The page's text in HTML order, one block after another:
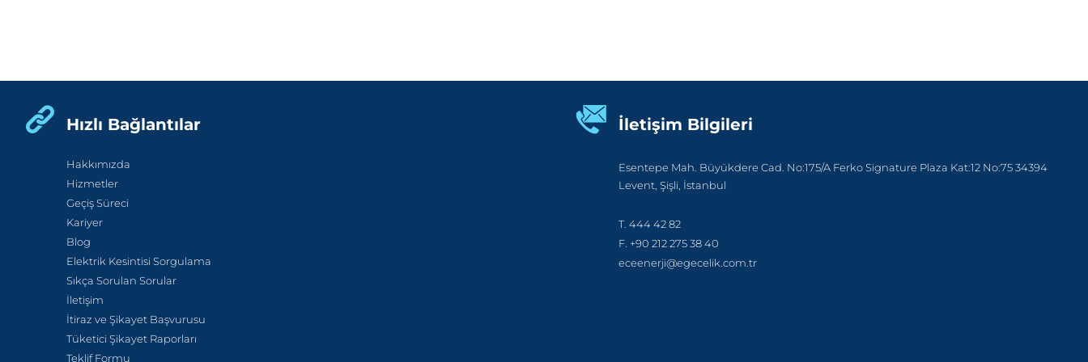
Hızlı Bağlantılar
Hakkımızda
Hizmetler
Geçiş Süreci
Kariyer
Blog
Elektrik Kesintisi Sorgulama
Sıkça Sorulan Sorular
İletişim
İtiraz ve Şikayet Başvurusu
Tüketici Şikayet Raporları
Teklif Formu
İletişim Bilgileri
Esentepe Mah. Büyükdere Cad. No:175/A Ferko Signature Plaza Kat:12 No:75 34394
Levent, Şişli, İstanbul
T. 444 42 82
F. +90 212 275 38 40
eceenerji@egecelik.com.tr